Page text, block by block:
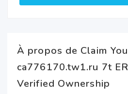
À propos de Claim
ca776170.tw1.ru 7t
Verified Ownership